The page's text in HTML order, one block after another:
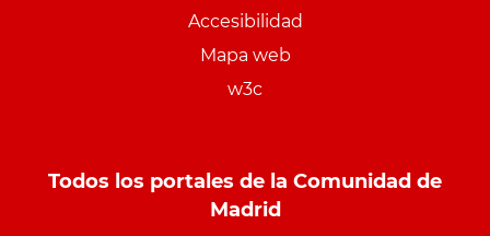
Accesibilidad
Mapa web
w3c
Todos los portales de la Comunidad de
Madrid